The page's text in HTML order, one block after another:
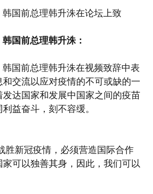
国前总理韩升洙在论坛上致
国前总理韩升洙：
国前总理韩升洙在视频致辞中表
交流以应对疫情的不可或缺的一
达国家和发展中国家之间的疫苗
益奋斗，刻不容缓。
新冠疫情，必须营造国际合作
可以独善其身，因此，我们可以